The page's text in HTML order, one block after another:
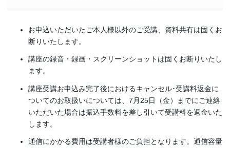
お申込いただいたご本人様以外のご受講、資料共有は固くお
断りいたします。
講座の録音・録画・スクリーンショットは固くお断りいたし
ます。
講座受講お申込み完了後におけるキャンセル･受講料返金に
ついてのお取扱いについては、7月25日（金）までにご連絡
いただいた場合は振込手数料を差し引いて受講料を返金いた
します。
通信にかかる費用は受講者様のご負担となります。通信容量